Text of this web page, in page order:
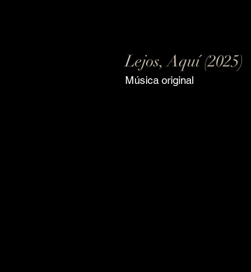
Lejos, Aquí (2025)
Música original